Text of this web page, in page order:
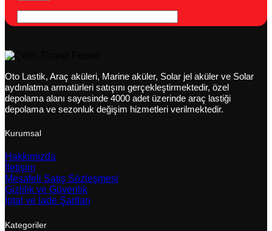
Oto Lastik, Araç aküleri, Marine aküler, Solar jel aküler ve Solar
aydınlatma armatürleri satışını gerçekleştirmektedir, özel
depolama alanı sayesinde 4000 adet üzerinde araç lastiği
depolama ve sezonluk değişim hizmetleri verilmektedir.
Kurumsal
Hakkımızda
İletişim
Mesafeli Satış Sözleşmesi
Gizlilik ve Güvenlik
İptal ve İade Şartları
Kategoriler